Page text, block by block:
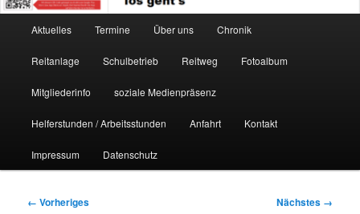
Aktuelles Termine Über uns Chronik
Reitanlage Schulbetrieb Reitweg Fotoalbum
Mitgliederinfo soziale Medienpräsenz
Helferstunden / Arbeitsstunden Anfahrt Kontakt
Impressum Datenschutz
Bilder-
← Vorheriges Nächstes →